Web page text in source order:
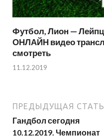
Футбол, Лион —
ОНЛАЙН видео
смотреть
11.12.2019
ПРЕДЫДУЩАЯ
Гандбол сегодня
10.12.2019. Чемпионат